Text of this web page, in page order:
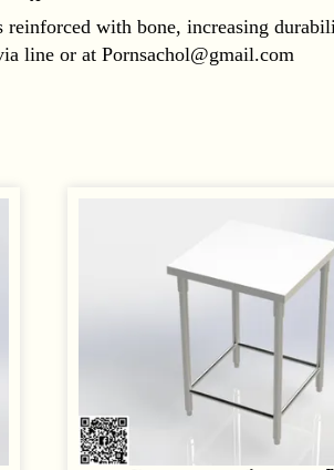
reinforced with bone, increasing
line or at Pornsachol@gmail.com